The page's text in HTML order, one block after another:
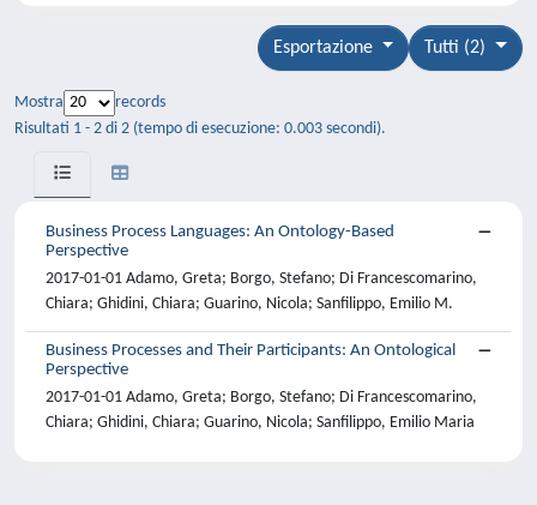
Tutti (2)
Esportazione
Mostra
records
Risultati 1 - 2 di 2 (tempo di esecuzione: 0.003 secondi).
Business Process Languages: An Ontology-Based
Perspective
2017-01-01 Adamo, Greta; Borgo, Stefano; Di Francescomarino,
Chiara; Ghidini, Chiara; Guarino, Nicola; Sanfilippo, Emilio M.
Business Processes and Their Participants: An Ontological
Perspective
2017-01-01 Adamo, Greta; Borgo, Stefano; Di Francescomarino,
Chiara; Ghidini, Chiara; Guarino, Nicola; Sanfilippo, Emilio Maria